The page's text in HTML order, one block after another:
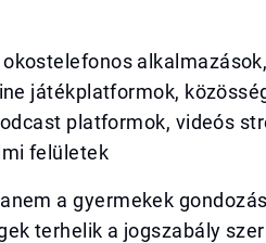
játékplatformok,
platformok, videós
felületek
a gyermekek
terhelik a jogszabály